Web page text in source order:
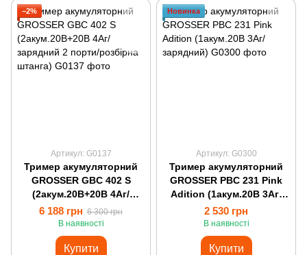
−2%
Артикул: G0137
Тример акумуляторний
GROSSER GBC 402 S
(2акум.20В+20В 4Аг/
зарядний 2 порти/
розбірна штанга)
6 188 грн 6 300 грн
В наявності
Купити
Новинка
Артикул: G0300
Тример акумуляторний
GROSSER PBC 231 Pink
Adition (1акум.20В 3Аг/
зарядний)
2 530 грн
В наявності
Купити